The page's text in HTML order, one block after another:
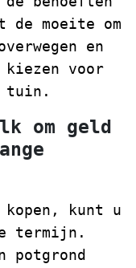
de moeite om
en
voor
tuin.
om geld
kunt u
termijn.
potgrond